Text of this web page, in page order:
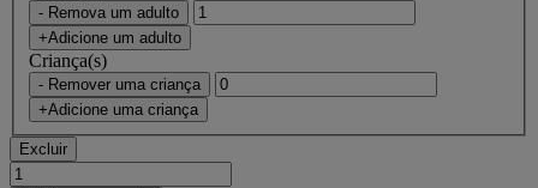
- Remova um adulto
+Adicione um adulto
Criança(s)
- Remover uma criança
+Adicione uma criança
Excluir